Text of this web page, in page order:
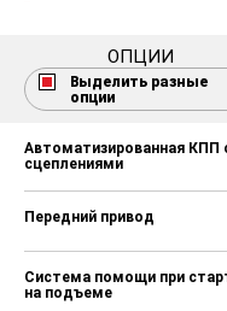
Система
движения
снег)
Задние
Розетка,
ОПЦИИ
Выделить разные
опции
Автоматизированная КПП
сцеплениями
Передний привод
Система помощи при
на подъеме